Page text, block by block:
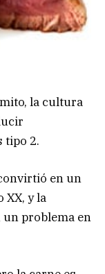
la cultura
tipo 2.
en un
XX, y la
un problema en